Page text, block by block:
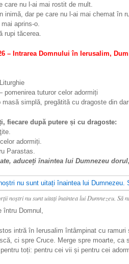
care nu l-ai mai rostit de mult.
inimă, dar pe care nu l-ai mai chemat în
aprins-o.
rupi tăcerea.
– Intrarea Domnului în Ierusalim,
tuturor celor adormiți
simplă, pregătită cu dragoste din
fiecare după putere și cu dragoste:
adormiți.
Parastas.
aduceți înaintea lui Dumnezeu
noștri nu sunt uitați înaintea lui Dumnezeu. Să
întru Domnul,
intră în Ierusalim întâmpinat cu
ci spre Cruce. Merge spre moarte, ca
toți: pentru cei vii și pentru cei